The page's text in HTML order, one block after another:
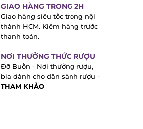
GIAO HÀNG TRONG 2H
Giao hàng siêu tốc trong nội
thành HCM. Kiểm hàng trước
thanh toán.
NƠI THƯỞNG THỨC RƯỢU
Đỡ Buồn - Nơi thưởng rượu,
bia dành cho dân sành rượu -
THAM KHẢO